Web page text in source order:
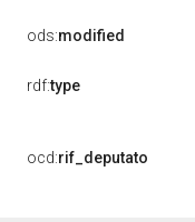
ods:modified
rdf:type
ocd:rif_deputato